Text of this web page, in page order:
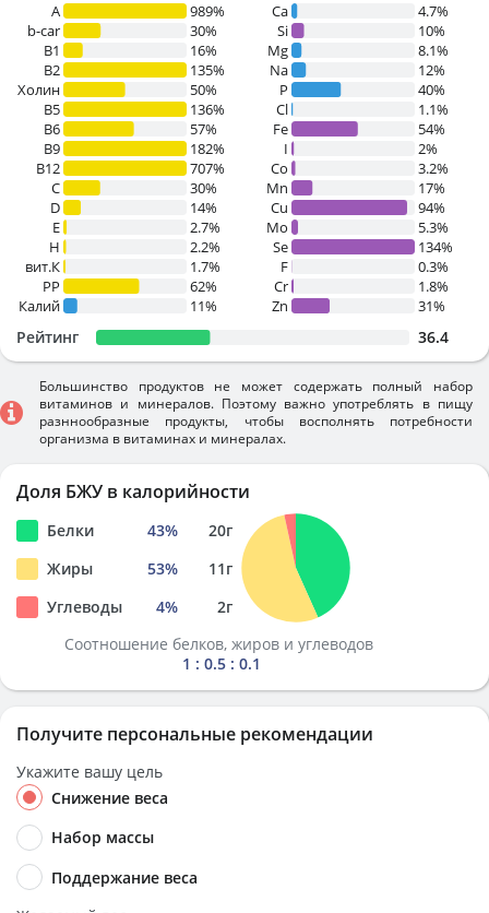
A
989%
b-car
30%
В1
16%
B2
135%
Холин
50%
B5
136%
B6
57%
B9
182%
B12
707%
C
30%
D
14%
E
2.7%
H
2.2%
вит.К
1.7%
PP
62%
Калий
11%
Ca
4.7%
Si
10%
Mg
8.1%
Na
12%
P
40%
Cl
1.1%
Fe
54%
I
2%
Co
3.2%
Mn
17%
Cu
94%
Mo
5.3%
Se
134%
F
0.3%
Cr
1.8%
Zn
31%
Рейтинг 36.4
Большинство продуктов не может содержать полный набор
витаминов и минералов. Поэтому важно употреблять в пищу
разннообразные продукты, чтобы восполнять потребности
организма в витаминах и минералах.
Доля БЖУ в калорийности
Белки 43% 20г
Жиры
53% 11г
Углеводы
4% 2г
Соотношение белков, жиров и углеводов
1 : 0.5 : 0.1
Получите персональные рекомендации
Укажите вашу цель
Снижение веса
Набор массы
Поддержание веса